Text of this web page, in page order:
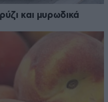
και μυρωδικά